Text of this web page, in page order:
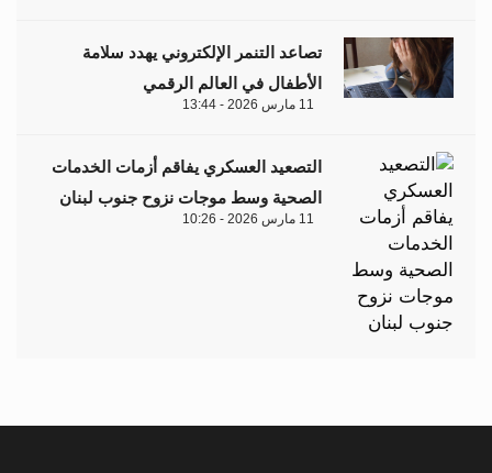
تصاعد التنمر الإلكتروني يهدد سلامة
الأطفال في العالم الرقمي
11 مارس 2026 - 13:44
التصعيد العسكري يفاقم أزمات الخدمات
الصحية وسط موجات نزوح جنوب لبنان
11 مارس 2026 - 10:26